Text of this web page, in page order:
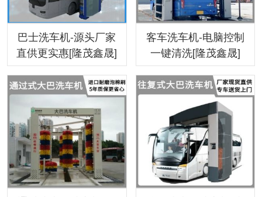
巴士洗车机-源头厂家
直供更实惠[隆茂鑫晟]
客车洗车机-电脑控制
一键清洗[隆茂鑫晟]